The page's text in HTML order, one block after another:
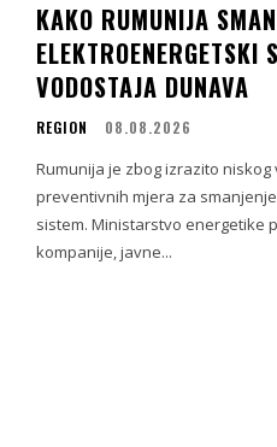
KAKO RUMUNIJA
ELEKTROENERGETSKI
VODOSTAJA DUNAVA
REGION 08.08.2026
Rumunija je zbog izrazito
preventivnih mjera za
sistem. Ministarstvo energetike
kompanije, javne...